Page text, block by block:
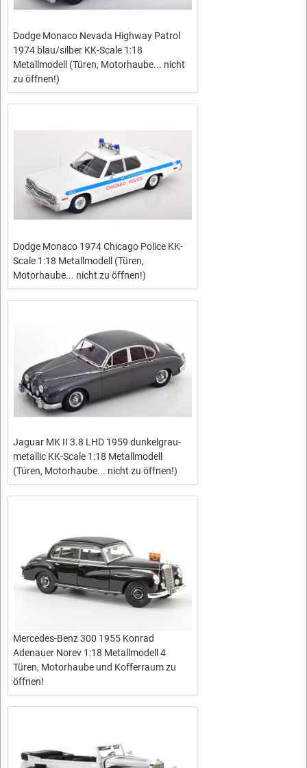
Dodge Monaco Nevada Highway Patrol
1974 blau/silber KK-Scale 1:18
Metallmodell (Türen, Motorhaube... nicht
zu öffnen!)
Dodge Monaco 1974 Chicago Police KK-
Scale 1:18 Metallmodell (Türen,
Motorhaube... nicht zu öffnen!)
Jaguar MK II 3.8 LHD 1959 dunkelgrau-
metallic KK-Scale 1:18 Metallmodell
(Türen, Motorhaube... nicht zu öffnen!)
Mercedes-Benz 300 1955 Konrad
Adenauer Norev 1:18 Metallmodell 4
Türen, Motorhaube und Kofferraum zu
öffnen!